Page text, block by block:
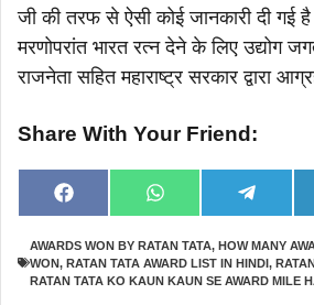
जी की तरफ से ऐसी कोई जानकारी दी गई
मरणोपरांत भारत रत्न देने के लिए उद्योग
राजनेता सहित महाराष्ट्र सरकार द्वारा
Share With Your Friend:
Share
on
F
a
e
b
o
Share
on
W
h
t
s
A
Share
on
e
e
g
r
AWARDS WON BY RATAN TATA, HOW MANY
WON, RATAN TATA AWARD LIST IN HINDI,
RATAN TATA KO KAUN KAUN SE AWARD MILE